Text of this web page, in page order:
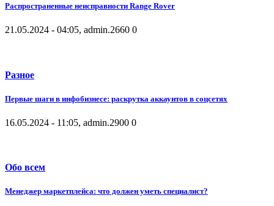
Распространенные неисправности Range Rover
21.05.2024 - 04:05, admin.2660 0
Разное
Первые шаги в инфобизнесе: раскрутка аккаунтов в соцсетях
16.05.2024 - 11:05, admin.2900 0
Обо всем
Менеджер маркетплейса: что должен уметь специалист?